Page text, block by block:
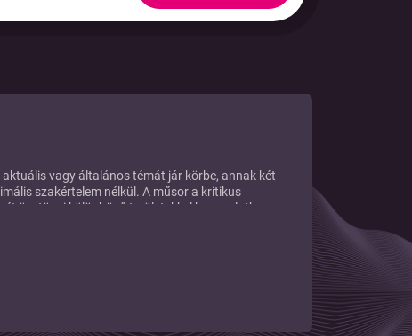
vagy általános témát jár körbe, annak két
szakértelem nélkül. A műsor a kritikus
ösztönzi különböző területekkel kapcsolatban.